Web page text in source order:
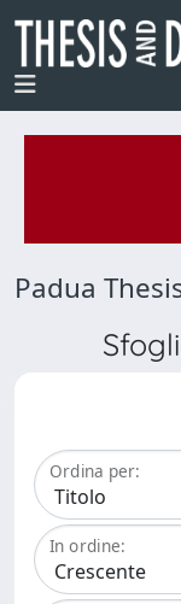
Padua
Ordina per:
In ordine: